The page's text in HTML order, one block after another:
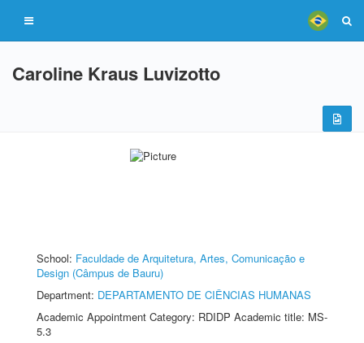
Caroline Kraus Luvizotto
School: Faculdade de Arquitetura, Artes, Comunicação e
Design (Câmpus de Bauru)
Department: DEPARTAMENTO DE CIÊNCIAS HUMANAS
Academic Appointment Category: RDIDP Academic title: MS-
5.3